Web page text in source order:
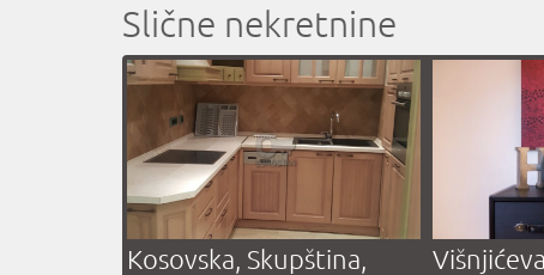
Slične nekretnine
Kosovska, Skupština,